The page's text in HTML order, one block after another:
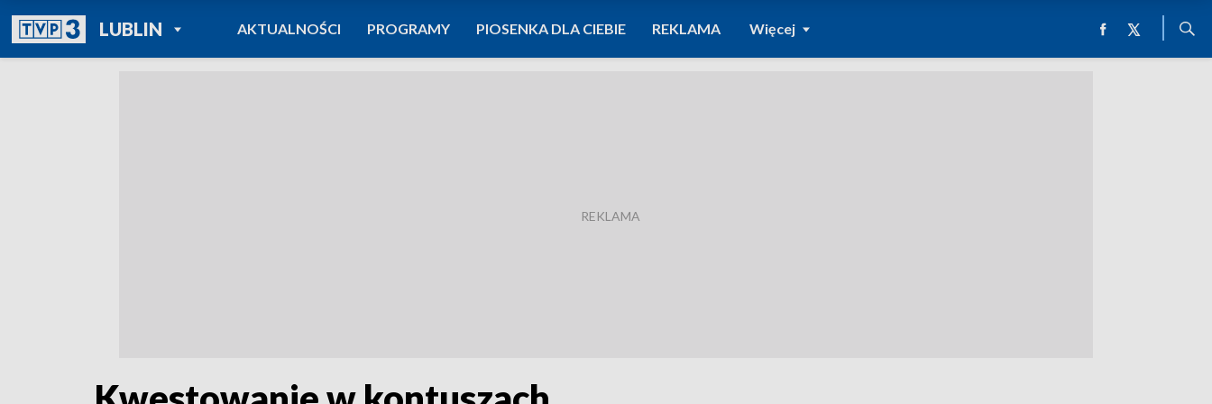
LUBLINPOWRÓT DO
TVP REGIONY
AKTUALNOŚCI PROGRAMY PIOSENKA DLA CIEBIE REKLAMA Więcej